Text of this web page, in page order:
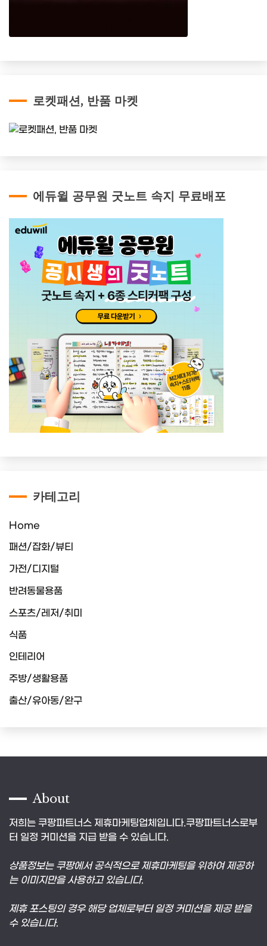
로켓패션, 반품 마켓
에듀윌 공무원 굿노트 속지 무료배포
카테고리
Home
패션/잡화/뷰티
가전/디지털
반려동물용품
스포츠/레저/취미
식품
인테리어
주방/생활용품
출산/유아동/완구
About
저희는 쿠팡파트너스 제휴마케팅업체입니다.쿠팡파트너스로부
터 일정 커미션을 지급 받을 수 있습니다.
상품정보는 쿠팡에서 공식적으로 제휴마케팅을 위하여 제공하
는 이미지만을 사용하고 있습니다.
제휴 포스팅의 경우 해당 업체로부터 일정 커미션을 제공 받을
수 있습니다.